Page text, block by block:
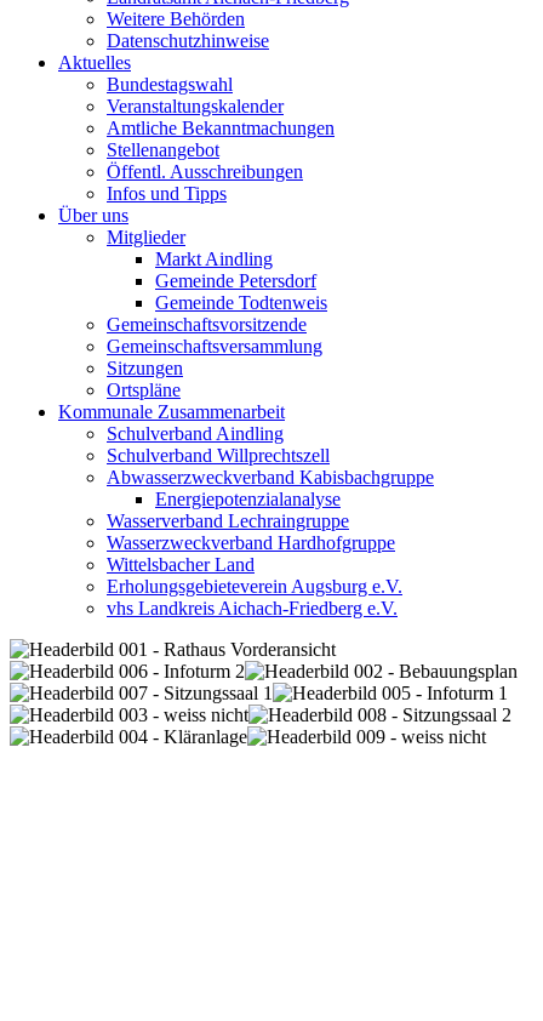
Weitere Behörden
Datenschutzhinweise
Aktuelles
Bundestagswahl
Veranstaltungskalender
Amtliche Bekanntmachungen
Stellenangebot
Öffentl. Ausschreibungen
Infos und Tipps
Über uns
Mitglieder
Markt Aindling
Gemeinde Petersdorf
Gemeinde Todtenweis
Gemeinschaftsvorsitzende
Gemeinschaftsversammlung
Sitzungen
Ortspläne
Kommunale Zusammenarbeit
Schulverband Aindling
Schulverband Willprechtszell
Abwasserzweckverband Kabisbachgruppe
Energiepotenzialanalyse
Wasserverband Lechraingruppe
Wasserzweckverband Hardhofgruppe
Wittelsbacher Land
Erholungsgebieteverein Augsburg e.V.
vhs Landkreis Aichach-Friedberg e.V.